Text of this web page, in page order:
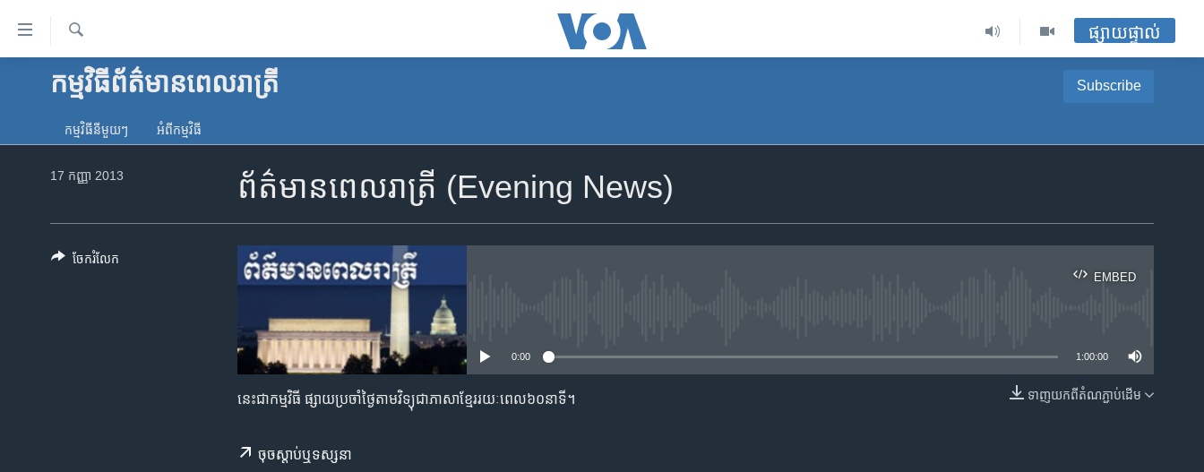
ទៅ​
គេហទំព័រ​
ទាក់ទង
និង​អាមេរិក
រក
ផ្សាយផ្ទាល់
កម្មវិធី​ព័ត៌មាន​ពេលរាត្រី Subscribe
Apple Podcasts
ទទួល​​​សេវា​​​ Podcast
កម្មវិធី​នីមួយៗ អំពី​កម្មវិធី​
ព័ត៌មានពេលរាត្រី (Evening News)
17 កញ្ញា 2013
EMBED
EMBED
0:00 1:00:00
ទាញ​យក​ពី​តំណភ្ជាប់​ដើម
នេះជាកម្មវិធី ផ្សាយប្រចាំថ្ងៃតាមវិទ្យុជាភាសាខ្មែររយៈពេល៦០នាទី។
ចុច​​ស្តាប់​ឬ​ទស្សនា
ចែករំលែក